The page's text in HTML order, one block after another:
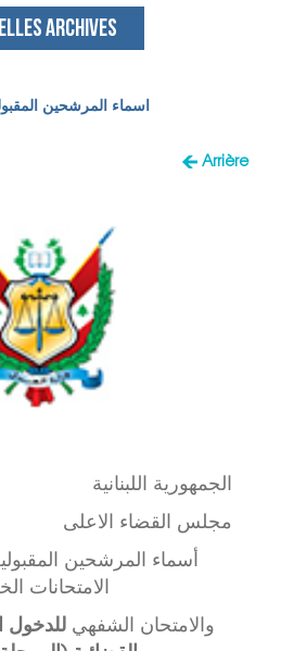
ARCHIVES
اسماء المرشحين
Arrière
الجمهورية اللبنانية
مجلس القضاء الاعلى
أسماء المرشحين
الامتحانات
والامتحان الشفهيللدخول